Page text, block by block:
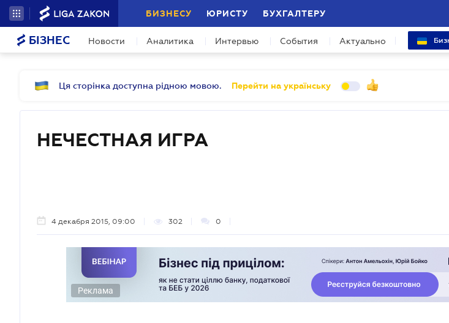
БИЗНЕСУ ЮРИСТУ БУХГАЛТЕРУ
БІЗНЕС Новости Аналитика Интервью События Актуально
Ця сторінка доступна рідною мовою. Перейти на українську
НЕЧЕСТНАЯ ИГРА
4 декабря 2015, 09:00 302 0
Реклама